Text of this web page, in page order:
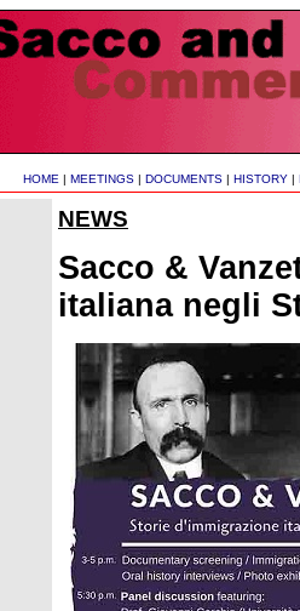
HOME | MEETINGS | DOCUMENTS | HISTORY |
NEWS
Sacco &
italiana negli